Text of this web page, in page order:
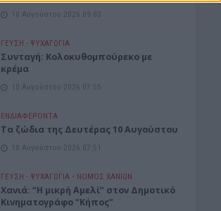
10 Αυγούστου 2026 09:03
ΓΕΎΣΗ - ΨΥΧΑΓΩΓΊΑ
Συνταγή: Κολοκυθομπούρεκο με
κρέμα
10 Αυγούστου 2026 07:55
ΕΝΔΙΑΦΕΡΟΝΤΑ
Τα ζώδια της Δευτέρας 10 Αυγούστου
10 Αυγούστου 2026 07:51
ΓΕΎΣΗ - ΨΥΧΑΓΩΓΊΑ • ΝΟΜΌΣ ΧΑΝΊΩΝ
Χανιά: “Η μικρή Αμελί” στον Δημοτικό
Κινηματογράφο “Κήπος”